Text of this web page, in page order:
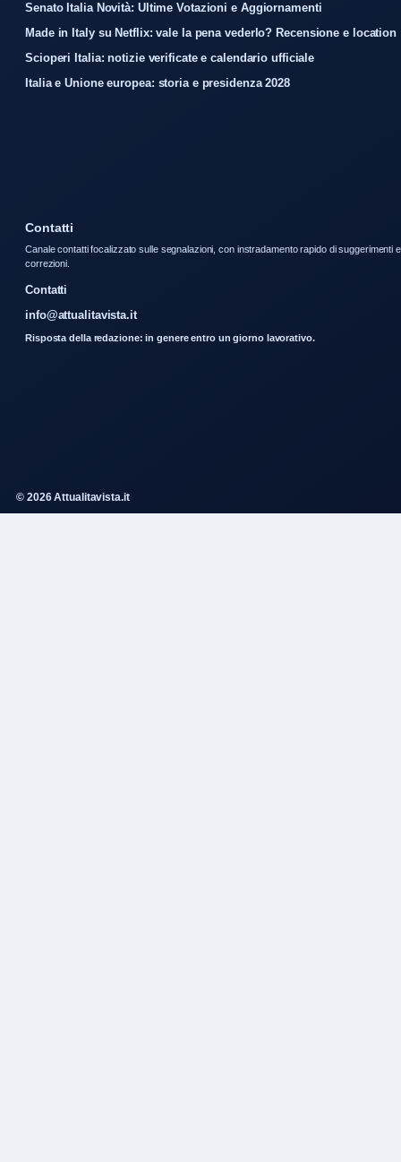
Senato Italia Novità: Ultime Votazioni e Aggiornamenti
Made in Italy su Netflix: vale la pena vederlo? Recensione e location
Scioperi Italia: notizie verificate e calendario ufficiale
Italia e Unione europea: storia e presidenza 2028
Contatti
Canale contatti focalizzato sulle segnalazioni, con instradamento rapido di suggerimenti e
correzioni.
Contatti
info@attualitavista.it
Risposta della redazione: in genere entro un giorno lavorativo.
© 2026 Attualitavista.it